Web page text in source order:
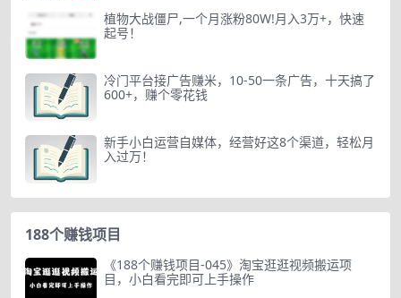
植物大战僵尸,一个月涨粉80W!月入3万+，快速
起号！
冷门平台接广告赚米，10-50一条广告，十天搞了
600+，赚个零花钱
新手小白运营自媒体，经营好这8个渠道，轻松月
入过万！
188个赚钱项目
《188个赚钱项目-045》淘宝逛逛视频搬运项
目，小白看完即可上手操作